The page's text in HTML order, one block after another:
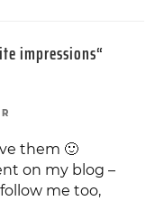
impressions“
them 🙂
on my blog –
me too,